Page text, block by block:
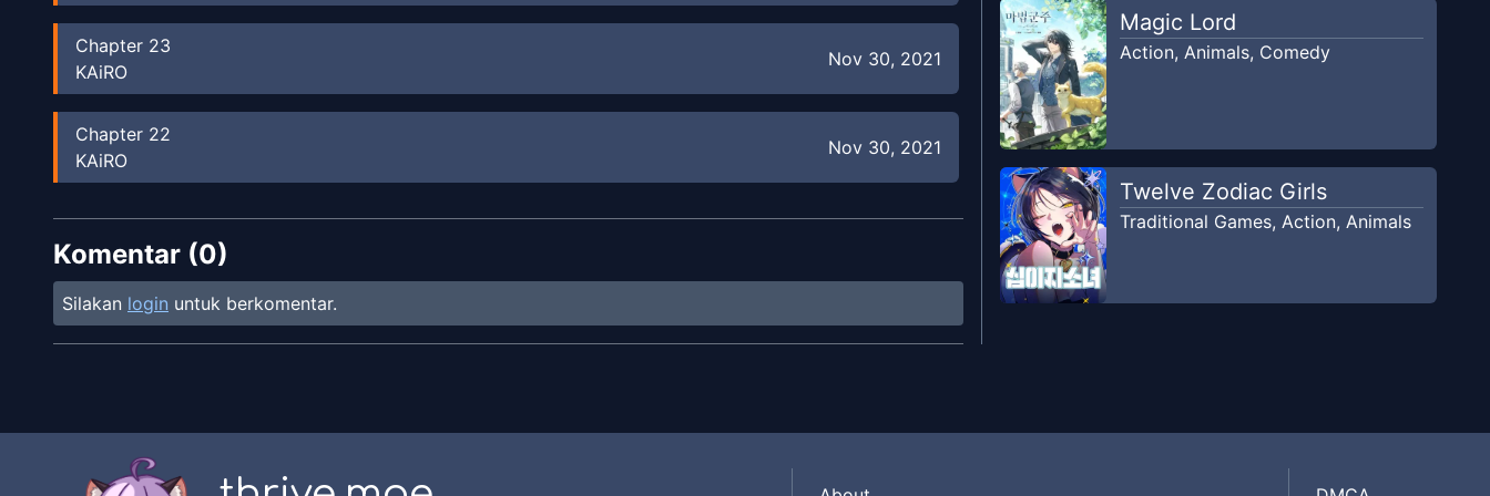
Chapter 23
KAiRO
Nov 30, 2021
Chapter 22
KAiRO
Nov 30, 2021
Chapter21
KAiRO
Chapter20
KAiRO
Aug 17, 2021
Chapter 18
Komentar (0)
Silakan login untuk berkomentar.
Magic Lord
Action, Animals, Comedy
Twelve Zodiac Girls
Traditional Games, Action, Animals